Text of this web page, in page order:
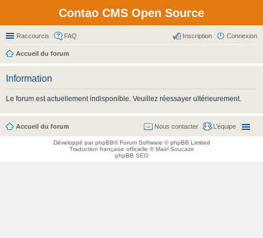
Contao CMS Open Source
Raccourcis FAQ Connexion
Inscription
Accueil du forum
Information
Le forum est actuellement indisponible. Veuillez réessayer ultérieurement.
Accueil du forum L’équipe
Nous contacter
Développé parphpBB® Forum Software © phpBB Limited
Traduction française officielle ©Maël Soucaze
phpBB SEO